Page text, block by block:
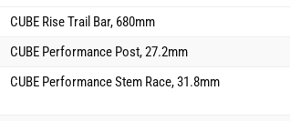
CUBE Rise Trail Bar, 680mm
CUBE Performance Post, 27.2mm
CUBE Performance Stem Race, 31.8mm